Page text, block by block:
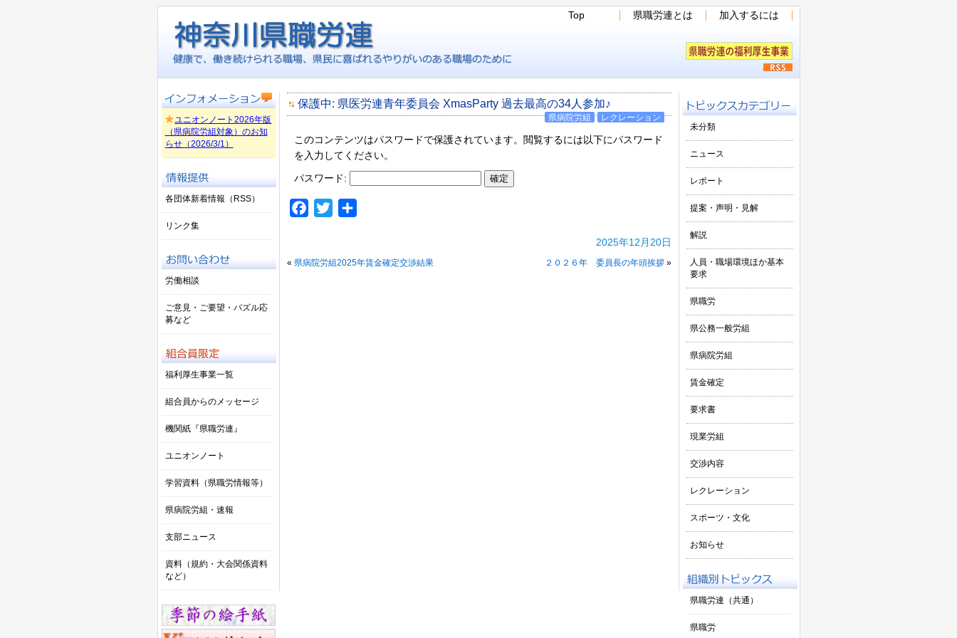
Top 県職労連とは 加入するには
保護中: 県医労連青年委員会 XmasParty 過去最高の34人参加♪
県病院労組 レクレーション
このコンテンツはパスワードで保護されています。閲覧するには以下にパスワード
を入力してください。
パスワード:
Facebook
Twitter
2025年12月20日
« 県病院労組2025年賃金確定交渉結果 ２０２６年 委員長の年頭挨拶»
ユニオンノート2026年版
（県病院労組対象）のお知
らせ（2026/3/1）
各団体新着情報（RSS）
リンク集
労働相談
ご意見・ご要望・パズル応
募など
福利厚生事業一覧
組合員からのメッセージ
機関紙『県職労連』
ユニオンノート
学習資料（県職労情報等）
県病院労組・速報
支部ニュース
資料（規約・大会関係資料
など）
未分類
ニュース
レポート
提案・声明・見解
解説
人員・職場環境ほか基本
要求
県職労
県公務一般労組
県病院労組
賃金確定
要求書
現業労組
交渉内容
レクレーション
スポーツ・文化
お知らせ
県職労連（共通）
県職労